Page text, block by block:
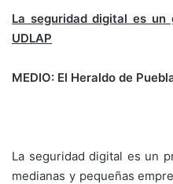
La seguridad digital es un
UDLAP
MEDIO: El Heraldo de
La seguridad digital es un
medianas y pequeñas